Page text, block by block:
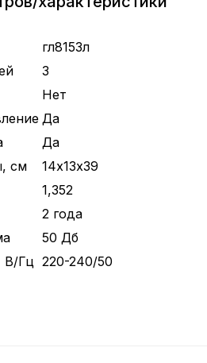
гл8153л
3
Нет
Да
Да
см
14х13х39
1,352
2 года
50 Дб
В/Гц 220-240/50